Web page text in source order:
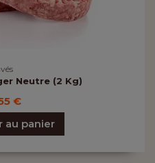
Neutre (2 Kg)
€
au panier